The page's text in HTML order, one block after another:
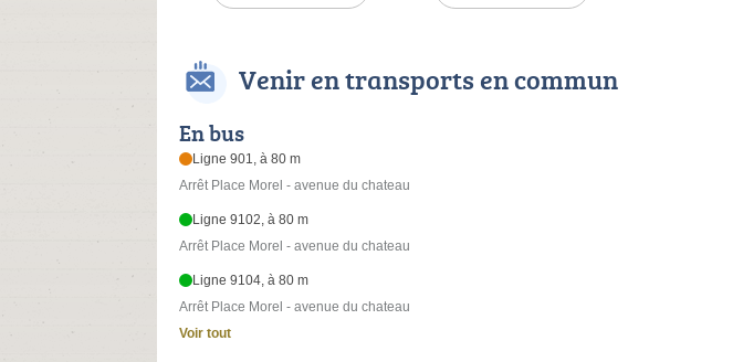
Venir en transports en commun
En bus
Ligne 901, à 80 m
Arrêt Place Morel - avenue du chateau
Ligne 9102, à 80 m
Arrêt Place Morel - avenue du chateau
Ligne 9104, à 80 m
Arrêt Place Morel - avenue du chateau
Voir tout